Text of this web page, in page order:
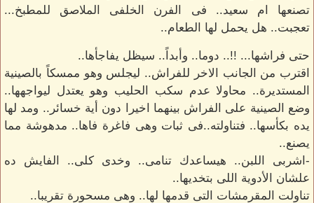
تصنعها ام سعيد.. فى الفرن الخلفى الملاصق للمطبخ...
تعجبت.. هل يحمل لها الطعام..
حتى فراشها... !!.. دوما.. وأبداً.. سيظل يفاجأها..
اقترب من الجانب الاخر للفراش.. ليجلس وهو ممسكاً بالصينية
المستديرة.. محاولا عدم سكب الحليب وهو يعتدل ليواجهها..
وضع الصينية على الفراش بينهما اخيرا دون أية خسائر.. ومد لها
يده بكأسها.. فتناولته..فى ثبات وهى فاغرة فاها.. مدهوشة مما
يصنع..
-اشربى اللبن.. هيساعدك تنامى.. وخدى كلى.. الفايش ده
علشان الأدوية اللى بتخديها..
تناولت المقرمشات التى قدمها لها.. وهى مسحورة تقريبا..